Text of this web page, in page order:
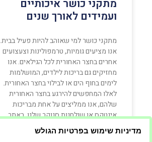
מתקני כושר איכותיים
ועמידים לאורך שנים
מתקני כושר למי שאוהב להיות פעיל בבית.
אנו מציעים גומיות, טרמפולינות וצעצועים
אחרים בחצר האחורית לכל הגילאים. אנו
מחזיקים גם בריכות לילדים, המושלמות
לימים בחוף הים או לבילוי בחצר האחורית.
לאלו המחפשים להירגע בחצר האחורית
שלהם, אנו ממליצים על אחת מבריכות
אינטקס או שולחנות סנוקר שלנו. באתר
מדיניות שימוש בפרטיות הגולש